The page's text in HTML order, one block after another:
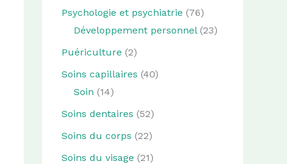
Psychologie et psychiatrie (76)
Développement personnel(23)
Puériculture (2)
Soins capillaires (40)
Soin (14)
Soins dentaires (52)
Soins du corps (22)
Soins du visage (21)